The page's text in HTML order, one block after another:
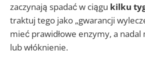
zaczynają spadać w ciągu kilku
traktuj tego jako „gwarancji
mieć prawidłowe enzymy, a nadal
lub włóknienie.